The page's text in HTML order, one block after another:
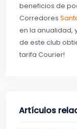
beneficios de
Corredores
en la anualidad,
de este club
tarifa Courier!
Artículos